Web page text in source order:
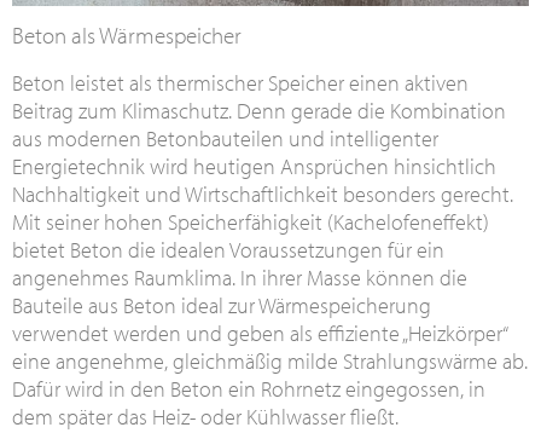
Beton als Wärmespeicher
Beton leistet als thermischer Speicher einen aktiven
Beitrag zum Klimaschutz. Denn gerade die Kombination
aus modernen Betonbauteilen und intelligenter
Energietechnik wird heutigen Ansprüchen hinsichtlich
Nachhaltigkeit und Wirtschaftlichkeit besonders gerecht.
Mit seiner hohen Speicherfähigkeit (Kachelofeneffekt)
bietet Beton die idealen Voraussetzungen für ein
angenehmes Raumklima. In ihrer Masse können die
Bauteile aus Beton ideal zur Wärmespeicherung
verwendet werden und geben als effiziente „Heizkörper“
eine angenehme, gleichmäßig milde Strahlungswärme ab.
Dafür wird in den Beton ein Rohrnetz eingegossen, in
dem später das Heiz- oder Kühlwasser fließt.